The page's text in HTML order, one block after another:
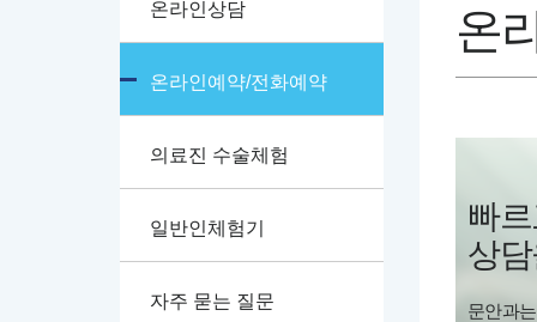
온라인상담
온라인예약/전화예약
의료진 수술체험
일반인체험기
자주 묻는 질문
온
빠
상
문안과